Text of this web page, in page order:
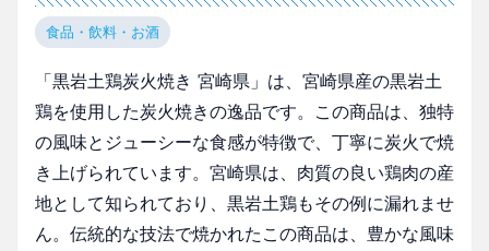
食品・飲料・お酒
「黒岩土鶏炭火焼き 宮崎県」は、宮崎県産の黒岩土
鶏を使用した炭火焼きの逸品です。この商品は、独特
の風味とジューシーな食感が特徴で、丁寧に炭火で焼
き上げられています。宮崎県は、肉質の良い鶏肉の産
地として知られており、黒岩土鶏もその例に漏れませ
ん。伝統的な技法で焼かれたこの商品は、豊かな風味